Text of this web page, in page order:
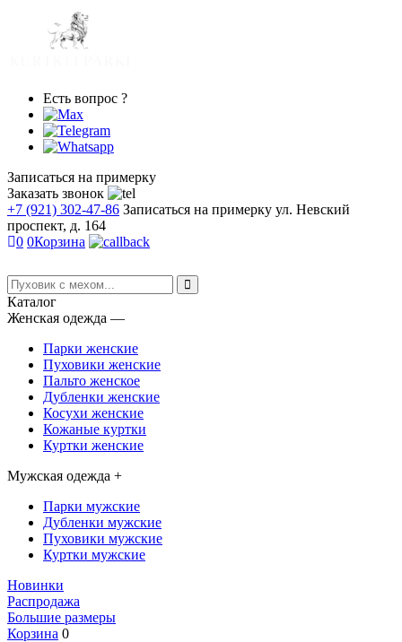
Есть вопрос ?
Записаться на примерку
Заказать звонок
+7 (921) 302-47-86 Записаться на примерку ул. Невский
проспект, д. 164
0 0Корзина
Каталог
Женская одежда ―
Парки женские
Пуховики женские
Пальто женское
Дубленки женские
Косухи женские
Кожаные куртки
Куртки женские
Мужская одежда +
Парки мужские
Дубленки мужские
Пуховики мужские
Куртки мужские
Новинки
Распродажа
Большие размеры
Корзина 0